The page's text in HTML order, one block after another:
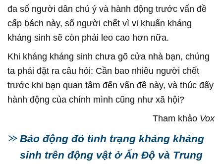
đa số người dân chú ý và hành động trước vấn đề
cấp bách này, số người chết vì vi khuẩn kháng
kháng sinh sẽ còn phải leo cao hơn nữa.
Khi kháng kháng sinh chưa gõ cửa nhà bạn, chúng
ta phải đặt ra câu hỏi: Cần bao nhiêu người chết
trước khi bạn quan tâm đến vấn đề này, và thúc đẩy
hành động của chính mình cũng như xã hội?
Tham khảo Vox
Báo động đỏ tình trạng kháng kháng
sinh trên động vật ở Ấn Độ và Trung